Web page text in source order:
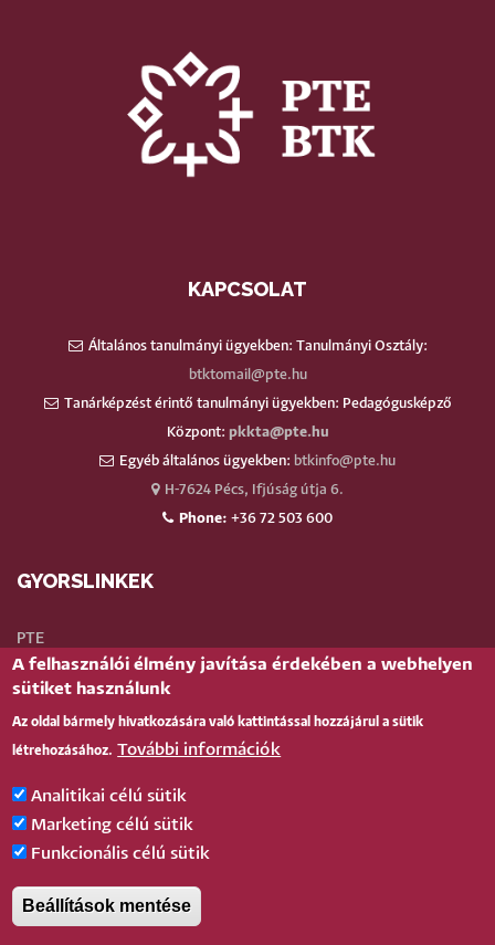
KAPCSOLAT
Általános tanulmányi ügyekben: Tanulmányi Osztály:
btktomail@pte.hu
Tanárképzést érintő tanulmányi ügyekben: Pedagógusképző
Központ: pkkta@pte.hu
Egyéb általános ügyekben: btkinfo@pte.hu
H-7624 Pécs, Ifjúság útja 6.
Phone: +36 72 503 600
GYORSLINKEK
PTE
Neptun
Webmail
Telefonkönyv
Teams
TÉR
(oktatói)
BELÉPÉS
Bejelentkezés
Pécsi Tudományegyetem |
A felhasználói élmény javítása érdekében a webhelyen
sütiket használunk
Az oldal bármely hivatkozására való kattintással hozzájárul a sütik
létrehozásához. További információk
Analitikai célú sütik
Marketing célú sütik
Funkcionális célú sütik
Beállítások mentése